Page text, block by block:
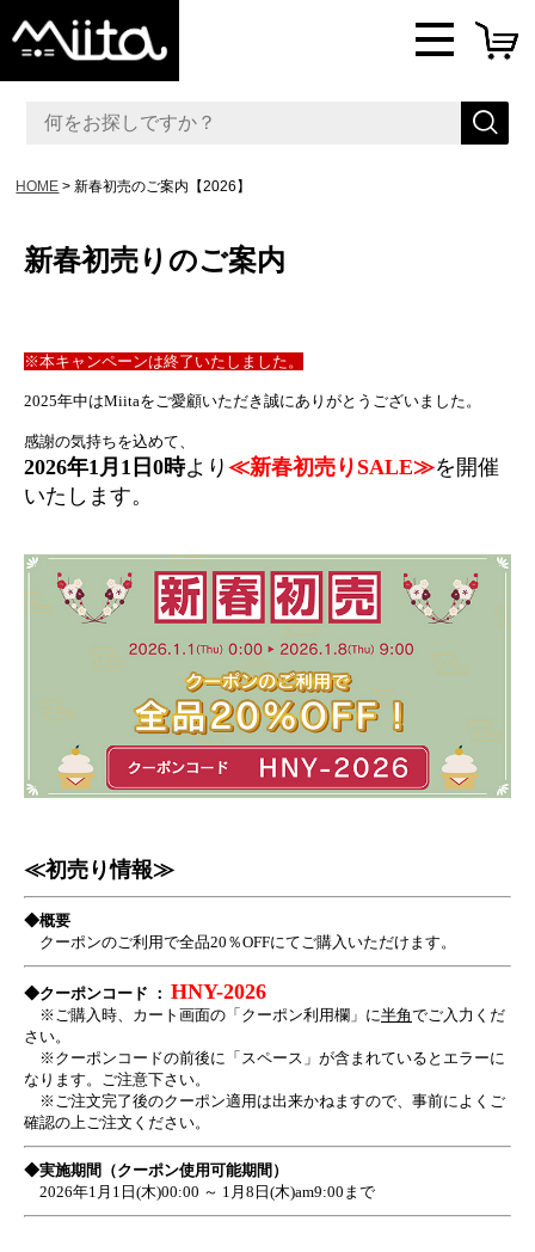
HOME 新春初売のご案内【2026】
新春初売りのご案内
※本キャンペーンは終了いたしました。
2025年中はMiitaをご愛顧いただき誠にありがとうございました。
感謝の気持ちを込めて、
2026年1月1日0時より ≪新春初売りSALE≫を開催
いたします。
≪初売り情報≫
◆概要
クーポンのご利用で全品20％OFFにてご購入いただけます。
◆クーポンコード ： HNY-2026
※ご購入時、カート画面の「クーポン利用欄」に半角でご入力くだ
さい。
※クーポンコードの前後に「スペース」が含まれているとエラーに
なります。ご注意下さい。
※ご注文完了後のクーポン適用は出来かねますので、事前によくご
確認の上ご注文ください。
◆実施期間（クーポン使用可能期間）
2026年1月1日(木)00:00 ～ 1月8日(木)am9:00まで